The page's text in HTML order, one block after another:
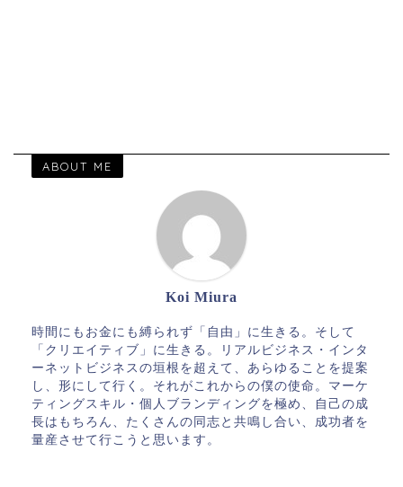
ABOUT ME
Koi Miura
時間にもお金にも縛られず「自由」に生きる。そして
「クリエイティブ」に生きる。リアルビジネス・インタ
ーネットビジネスの垣根を超えて、あらゆることを提案
し、形にして行く。それがこれからの僕の使命。マーケ
ティングスキル・個人ブランディングを極め、自己の成
長はもちろん、たくさんの同志と共鳴し合い、成功者を
量産させて行こうと思います。